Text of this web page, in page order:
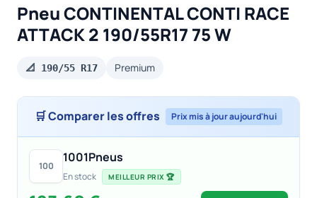
Pneu CONTINENTAL CONTI RACE
ATTACK 2 190/55R17 75 W
📐 190/55 R17 Premium
🛒 Comparer les offres Prix mis à jour aujourd'hui
100
1001Pneus
En stock MEILLEUR PRIX 🏆